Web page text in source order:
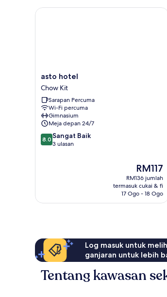
asto
hotel
Chow
Kit
asto hotel
Chow Kit
Sarapan Percuma
Wi-Fi percuma
Gimnasium
Meja depan 24/7
8.0
daripada
8.0 Sangat Baik
3 ulasan
Harga
ialah
RM117
RM117
RM136 jumlah
termasuk cukai & fi
17 Ogo - 18 Ogo
asto hotel
Log masuk untuk
ganjaran untuk lebih
Tentang kawasan